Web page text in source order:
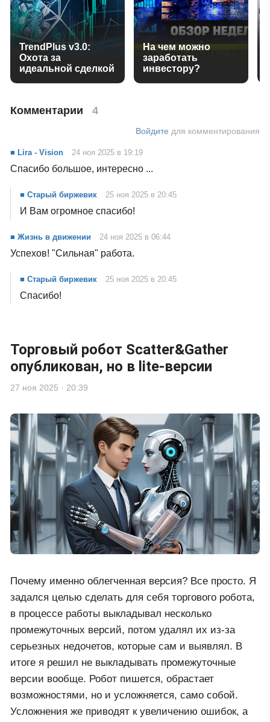
TrendPlus v3.0:
Охота за
идеальной сделкой
На чем можно
заработать
инвестору?
Комментарии 4
Войдите для комментирования
■ Lira - Vision 24 ноя 2025 в 19:19
Спасибо большое, интересно ...
■ Старый биржевик 25 ноя 2025 в 20:45
И Вам огромное спасибо!
■ Жизнь в движении 24 ноя 2025 в 06:44
Успехов! "Сильная" работа.
■ Старый биржевик 25 ноя 2025 в 20:45
Спасибо!
Торговый робот Scatter&Gather
опубликован, но в lite-версии
27 ноя 2025 · 20:39
Почему именно облегченная версия? Все просто. Я
задался целью сделать для себя торгового робота,
в процессе работы выкладывал несколько
промежуточных версий, потом удалял их из-за
серьезных недочетов, которые сам и выявлял. В
итоге я решил не выкладывать промежуточные
версии вообще. Робот пишется, обрастает
возможностями, но и усложняется, само собой.
Усложнения же приводят к увеличению ошибок, а